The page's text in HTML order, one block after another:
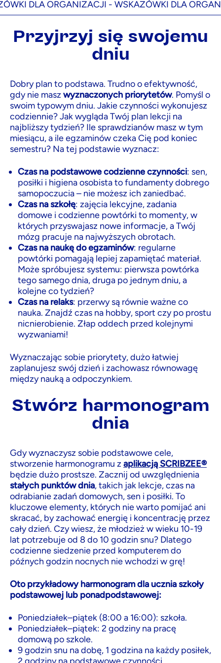
DLA ORGANIZACJI -WSKAZÓWKI DLA
Przyjrzyj się swojemu
dniu
Dobry plan to podstawa. Trudno o efektywność,
gdy nie masz wyznaczonych priorytetów. Pomyśl o
swoim typowym dniu. Jakie czynności wykonujesz
codziennie? Jak wygląda Twój plan lekcji na
najbliższy tydzień? Ile sprawdzianów masz w tym
miesiącu, a ile egzaminów czeka Cię pod koniec
semestru? Na tej podstawie wyznacz:
Czas na podstawowe codzienne czynności: sen,
posiłki i higiena osobista to fundamenty dobrego
samopoczucia – nie możesz ich zaniedbać.
Czas na szkołę: zajęcia lekcyjne, zadania
domowe i codzienne powtórki to momenty, w
których przyswajasz nowe informacje, a Twój
mózg pracuje na najwyższych obrotach.
Czas na naukę do egzaminów: regularne
powtórki pomagają lepiej zapamiętać materiał.
Może spróbujesz systemu: pierwsza powtórka
tego samego dnia, druga po jednym dniu, a
kolejne co tydzień?
Czas na relaks: przerwy są równie ważne co
nauka. Znajdź czas na hobby, sport czy po prostu
nicnierobienie. Złap oddech przed kolejnymi
wyzwaniami!
Wyznaczając sobie priorytety, dużo łatwiej
zaplanujesz swój dzień i zachowasz równowagę
między nauką a odpoczynkiem.
Stwórz harmonogram
dnia
Gdy wyznaczysz sobie podstawowe cele,
stworzenie harmonogramu z aplikacją SCRIBZEE®
będzie dużo prostsze. Zacznij od uwzględnienia
stałych punktów dnia, takich jak lekcje, czas na
odrabianie zadań domowych, sen i posiłki. To
kluczowe elementy, których nie warto pomijać ani
skracać, by zachować energię i koncentrację przez
cały dzień. Czy wiesz, że młodzież w wieku 10-19
lat potrzebuje od 8 do 10 godzin snu? Dlatego
codzienne siedzenie przed komputerem do
późnych godzin nocnych nie wchodzi w grę!
Oto przykładowy harmonogram dla ucznia szkoły
podstawowej lub ponadpodstawowej:
Poniedziałek–piątek (8:00 a 16:00): szkoła.
Poniedziałek–piątek: 2 godziny na pracę
domową po szkole.
9 godzin snu na dobę, 1 godzina na każdy posiłek,